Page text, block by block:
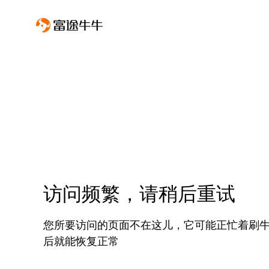
访问频繁，请稍后重试
您所要访问的页面不在这儿，它可能正忙着刷
后就能恢复正常